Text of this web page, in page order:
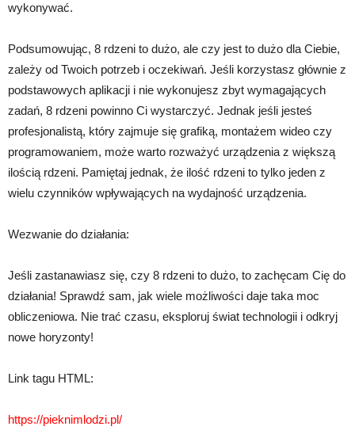
wykonywać.
Podsumowując, 8 rdzeni to dużo, ale czy jest to dużo dla Ciebie,
zależy od Twoich potrzeb i oczekiwań. Jeśli korzystasz głównie z
podstawowych aplikacji i nie wykonujesz zbyt wymagających
zadań, 8 rdzeni powinno Ci wystarczyć. Jednak jeśli jesteś
profesjonalistą, który zajmuje się grafiką, montażem wideo czy
programowaniem, może warto rozważyć urządzenia z większą
ilością rdzeni. Pamiętaj jednak, że ilość rdzeni to tylko jeden z
wielu czynników wpływających na wydajność urządzenia.
Wezwanie do działania:
Jeśli zastanawiasz się, czy 8 rdzeni to dużo, to zachęcam Cię do
działania! Sprawdź sam, jak wiele możliwości daje taka moc
obliczeniowa. Nie trać czasu, eksploruj świat technologii i odkryj
nowe horyzonty!
Link tagu HTML:
https://pieknimlodzi.pl/